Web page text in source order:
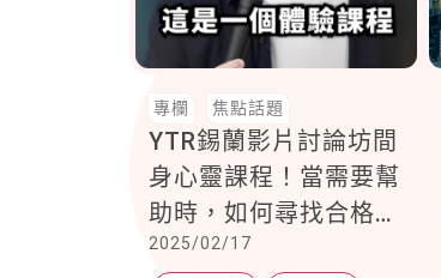
專欄 焦點話題
YTR錫蘭影片討論坊間
身心靈課程！當需要幫
助時，如何尋找合格的
心理諮商師？
2025/02/17